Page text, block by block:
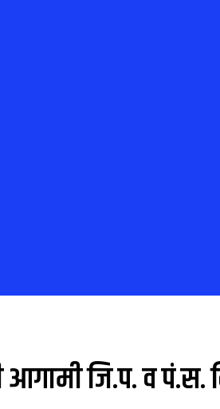
आगामी जि.प. व